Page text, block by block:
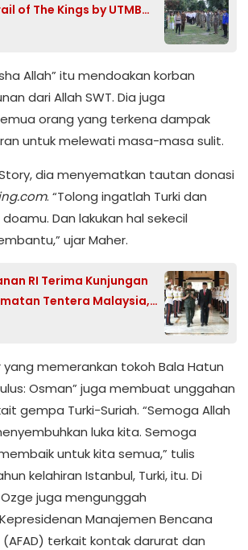
of The Kings by UTMB
Allah” itu mendoakan korban
dari Allah SWT. Dia juga
orang yang terkena dampak
untuk melewati masa-masa sulit.
dia menyematkan tautan donasi
. “Tolong ingatlah Turki dan
Dan lakukan hal sekecil
ujar Maher.
RI Terima Kunjungan
Tentera Malaysia,
yang memerankan tokoh Bala Hatun
Osman” juga membuat unggahan
gempa Turki-Suriah. “Semoga Allah
luka kita. Semoga
untuk kita semua,” tulis
kelahiran Istanbul, Turki, itu. Di
juga mengunggah
Manajemen Bencana
(AFAD) terkait kontak darurat dan